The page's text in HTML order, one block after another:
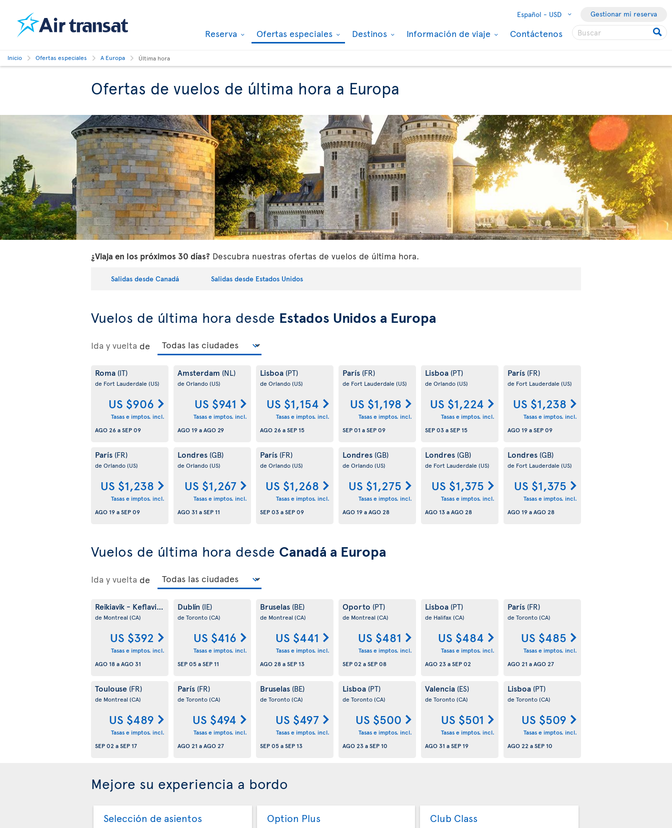
Español - USD Gestionar mi reserva
Reserva Ofertas especiales Destinos Información de viaje Contáctenos
Inicio Ofertas especiales A Europa Última hora
Ofertas de vuelos de última hora a Europa
¿Viaja en los próximos 30 días? Descubra nuestras ofertas de vuelos de última hora.
Salidas desde Canadá Salidas desde Estados Unidos
Vuelos de última hora desde Estados Unidos a Europa
Ida y vuelta de
Roma (IT)
de Fort Lauderdale (US)
US $906
Tasas e imptos. incl.
AGO 26aSEP 09
Amsterdam (NL)
de Orlando(US)
US $941
Tasas e imptos. incl.
AGO 19aAGO 29
Lisboa (PT)
de Orlando(US)
US $1,154
Tasas e imptos. incl.
AGO 26aSEP 15
París (FR)
de Fort Lauderdale (US)
US $1,198
Tasas e imptos. incl.
SEP 01 aSEP 09
Lisboa (PT)
de Orlando(US)
US $1,224
Tasas e imptos. incl.
SEP 03aSEP 15
París (FR)
de Fort Lauderdale (US)
US $1,238
Tasas e imptos. incl.
AGO 19aSEP 09
París (FR)
de Orlando(US)
US $1,238
Tasas e imptos. incl.
AGO 19aSEP 09
Londres (GB)
de Orlando(US)
US $1,267
Tasas e imptos. incl.
AGO 31 aSEP 11
París (FR)
de Orlando(US)
US $1,268
Tasas e imptos. incl.
SEP 03aSEP 09
Londres (GB)
de Orlando(US)
US $1,275
Tasas e imptos. incl.
AGO 19aAGO 28
Londres (GB)
de Fort Lauderdale (US)
US $1,375
Tasas e imptos. incl.
AGO 13aAGO 28
Londres (GB)
de Fort Lauderdale (US)
US $1,375
Tasas e imptos. incl.
AGO 19aAGO 28
Vuelos de última hora desde Canadá a Europa
Ida y vuelta de
Reikiavik - Keflavik(IS)
de Montreal (CA)
US $392
Tasas e imptos. incl.
AGO 18aAGO 31
Dublín (IE)
de Toronto(CA)
US $416
Tasas e imptos. incl.
SEP 05aSEP 11
Bruselas (BE)
de Montreal (CA)
US $441
Tasas e imptos. incl.
AGO 28aSEP 13
Oporto (PT)
de Montreal (CA)
US $481
Tasas e imptos. incl.
SEP 02 aSEP 08
Lisboa (PT)
de Halifax (CA)
US $484
Tasas e imptos. incl.
AGO 23aSEP 02
París (FR)
de Toronto(CA)
US $485
Tasas e imptos. incl.
AGO 21 aAGO 27
Toulouse (FR)
de Montreal (CA)
US $489
Tasas e imptos. incl.
SEP 02 aSEP 17
París (FR)
de Toronto(CA)
US $494
Tasas e imptos. incl.
AGO 21 aAGO 27
Bruselas (BE)
de Toronto(CA)
US $497
Tasas e imptos. incl.
SEP 05aSEP 13
Lisboa (PT)
de Toronto(CA)
US $500
Tasas e imptos. incl.
AGO 23aSEP 10
Valencia (ES)
de Toronto(CA)
US $501
Tasas e imptos. incl.
AGO 31 aSEP 19
Lisboa (PT)
de Toronto(CA)
US $509
Tasas e imptos. incl.
AGO 22 aSEP 10
Mejore su experiencia a bordo
Selección de asientos Option Plus Club Class